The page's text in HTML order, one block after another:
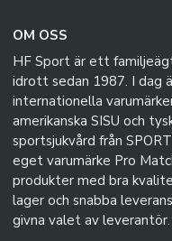
OM OSS
HF Sport är ett
idrott sedan 1987. I dag
internationella
amerikanska SISU och
sportsjukvård från
eget varumärke Pro
produkter med bra
lager och snabba
givna valet av leverantör.